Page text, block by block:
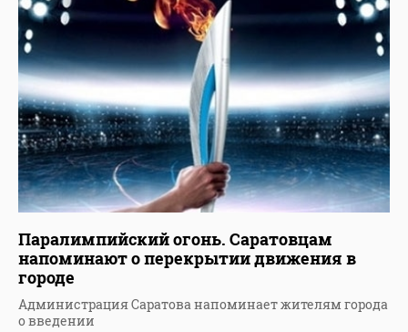
Паралимпийский огонь. Саратовцам
напоминают о перекрытии движения в
городе
Администрация Саратова напоминает жителям города
о введении